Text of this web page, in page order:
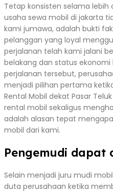
Tetap konsisten selama
usaha sewa mobil di jakarta
kami jumawa, adalah bukti
pelanggan yang loyal
perjalanan telah kami jalani
belakang dan status ekonomi
perjalanan tersebut,
menjadi pilihan pertama
Rental Mobil dekat Pasar
rental mobil sekaligus
adalah alasan tepat
mobil dari kami.
Pengemudi dapat
Selain menjadi juru mudi
duta perusahaan ketika